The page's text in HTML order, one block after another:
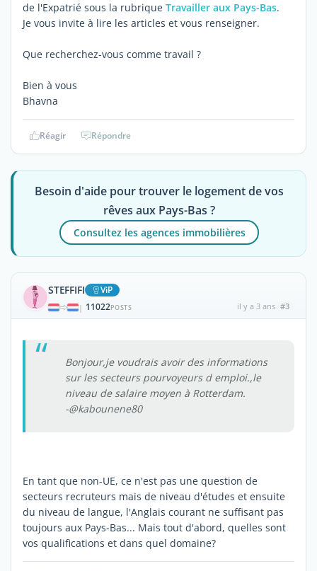
de l'Expatrié sous la rubrique Travailler aux Pays-Bas.
Je vous invite à lire les articles et vous renseigner.
Que recherchez-vous comme travail ?
Bien à vous
Bhavna
Réagir Répondre
Besoin d'aide pour trouver le logement de vos
rêves aux Pays-Bas ?
Consultez les agences immobilières
STEFFIFI ViP
| 11022POSTS il y a 3 ans #3
Bonjour,je voudrais avoir des informations
sur les secteurs pourvoyeurs d emploi.,le
niveau de salaire moyen à Rotterdam.
-@kabounene80
En tant que non-UE, ce n'est pas une question de
secteurs recruteurs mais de niveau d'études et ensuite
du niveau de langue, l'Anglais courant ne suffisant pas
toujours aux Pays-Bas... Mais tout d'abord, quelles sont
vos qualifications et dans quel domaine?